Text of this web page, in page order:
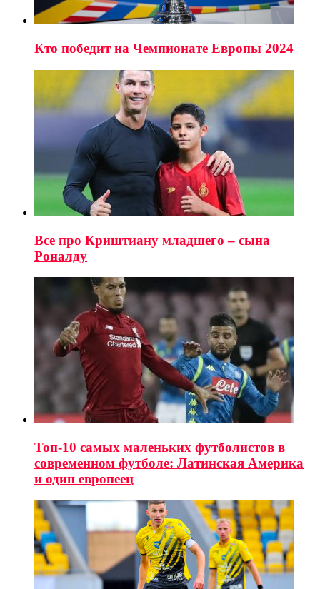
Кто победит на Чемпионате Европы 2024
Все про Криштиану младшего – сына
Роналду
Топ-10 самых маленьких футболистов в
современном футболе: Латинская Америка
и один европеец